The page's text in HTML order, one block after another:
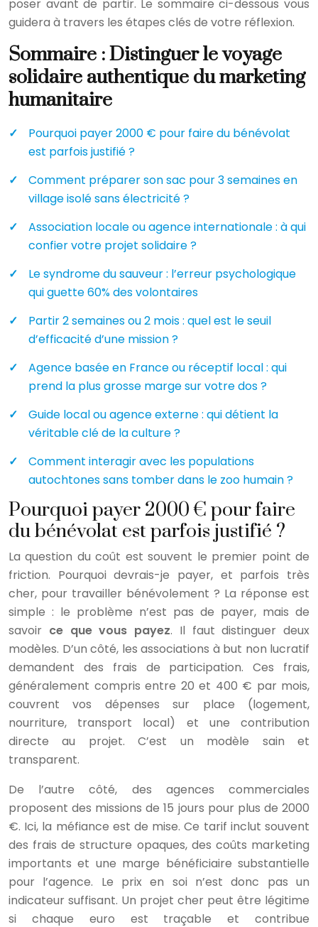
poser avant de partir. Le sommaire ci-dessous vous
guidera à travers les étapes clés de votre réflexion.
Sommaire : Distinguer le voyage
solidaire authentique du marketing
humanitaire
Pourquoi payer 2000 € pour faire du bénévolat
est parfois justifié ?
Comment préparer son sac pour 3 semaines en
village isolé sans électricité ?
Association locale ou agence internationale : à qui
confier votre projet solidaire ?
Le syndrome du sauveur : l’erreur psychologique
qui guette 60% des volontaires
Partir 2 semaines ou 2 mois : quel est le seuil
d’efficacité d’une mission ?
Agence basée en France ou réceptif local : qui
prend la plus grosse marge sur votre dos ?
Guide local ou agence externe : qui détient la
véritable clé de la culture ?
Comment interagir avec les populations
autochtones sans tomber dans le zoo humain ?
Pourquoi payer 2000 € pour faire
du bénévolat est parfois justifié ?
La question du coût est souvent le premier point de
friction. Pourquoi devrais-je payer, et parfois très
cher, pour travailler bénévolement ? La réponse est
simple : le problème n’est pas de payer, mais de
savoir ce que vous payez. Il faut distinguer deux
modèles. D’un côté, les associations à but non lucratif
demandent des frais de participation. Ces frais,
généralement compris entre 20 et 400 € par mois,
couvrent vos dépenses sur place (logement,
nourriture, transport local) et une contribution
directe au projet. C’est un modèle sain et
transparent.
De l’autre côté, des agences commerciales
proposent des missions de 15 jours pour plus de 2000
€. Ici, la méfiance est de mise. Ce tarif inclut souvent
des frais de structure opaques, des coûts marketing
importants et une marge bénéficiaire substantielle
pour l’agence. Le prix en soi n’est donc pas un
indicateur suffisant. Un projet cher peut être légitime
si chaque euro est traçable et contribue